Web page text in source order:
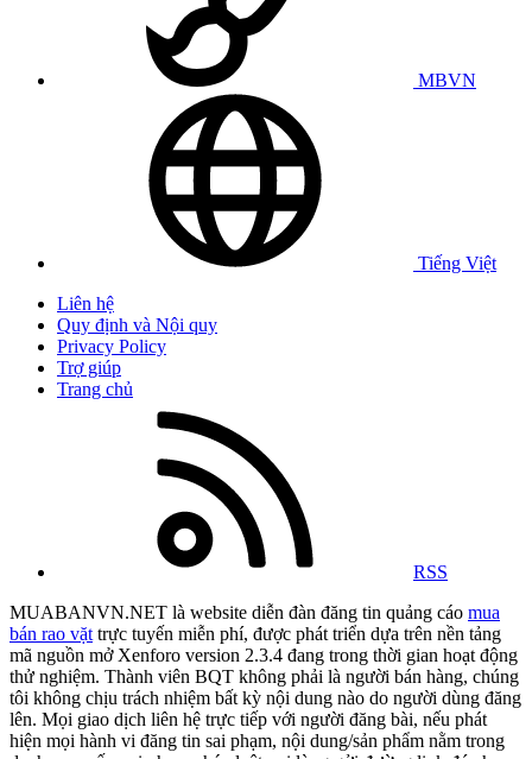
MBVN
Tiếng Việt
Liên hệ
Quy định và Nội quy
Privacy Policy
Trợ giúp
Trang chủ
RSS
MUABANVN.NET là website diễn đàn đăng tin quảng cáo mua
bán rao vặt trực tuyến miễn phí, được phát triển dựa trên nền tảng
mã nguồn mở Xenforo version 2.3.4 đang trong thời gian hoạt động
thử nghiệm. Thành viên BQT không phải là người bán hàng, chúng
tôi không chịu trách nhiệm bất kỳ nội dung nào do người dùng đăng
lên. Mọi giao dịch liên hệ trực tiếp với người đăng bài, nếu phát
hiện mọi hành vi đăng tin sai phạm, nội dung/sản phẩm nằm trong